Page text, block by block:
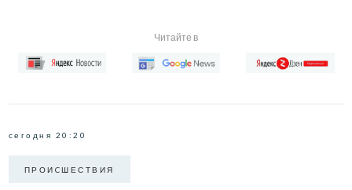
Читайте в
сегодня 20:20
ПРОИCШЕСТВИЯ